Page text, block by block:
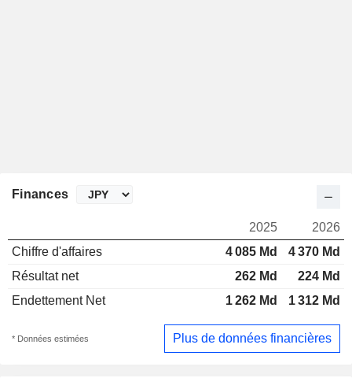
Finances
2025
2026
Chiffre d'affaires
4 085 Md
4 370 Md
Résultat net
262 Md
224 Md
Endettement Net
1 262 Md 1 312 Md
* Données estimées Plus de données financières